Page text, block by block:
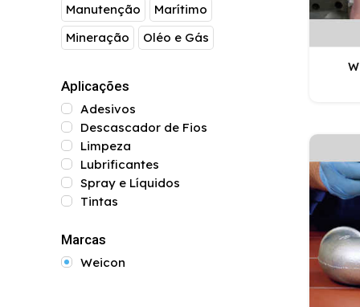
Manutenção
Marítimo
Mineração
Oléo e Gás
Aplicações
Adesivos
Descascador de Fios
Limpeza
Lubrificantes
Spray e Líquidos
Tintas
Marcas
Weicon